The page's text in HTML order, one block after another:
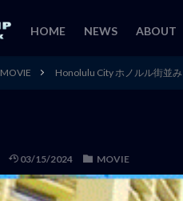
HOME NEWS ABOUT
MOVIE Honolulu City ホノルル街並み
03/15/2024 MOVIE